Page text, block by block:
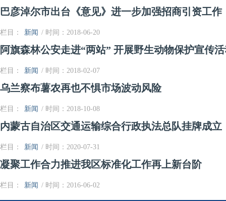
巴彦淖尔市出台《意见》进一步加强招商引资工作
栏目： 新闻 / 时间：2018-06-20
阿旗森林公安走进“两站” 开展野生动物保护宣传
栏目： 新闻 / 时间：2018-02-07
乌兰察布薯农再也不惧市场波动风险
栏目： 新闻 / 时间：2018-10-08
内蒙古自治区交通运输综合行政执法总队挂牌成立
栏目： 新闻 / 时间：2020-07-31
凝聚工作合力推进我区标准化工作再上新台阶
栏目： 新闻 / 时间：2016-06-02